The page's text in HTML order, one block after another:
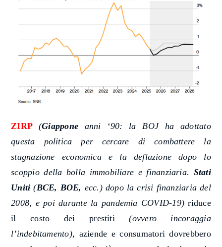
ZIRP (Giapponeanni ‘90: la BOJ ha adottato
questa politica per cercare di combattere la
stagnazione economica e la deflazione dopo lo
scoppio della bolla immobiliare e finanziaria. Stati
Uniti (BCE, BOE, ecc.) dopo la crisi finanziaria del
2008, e poi durante la pandemia COVID-19)riduce
il costo dei prestiti(ovvero incoraggia
l’indebitamento), aziende e consumatori dovrebbero